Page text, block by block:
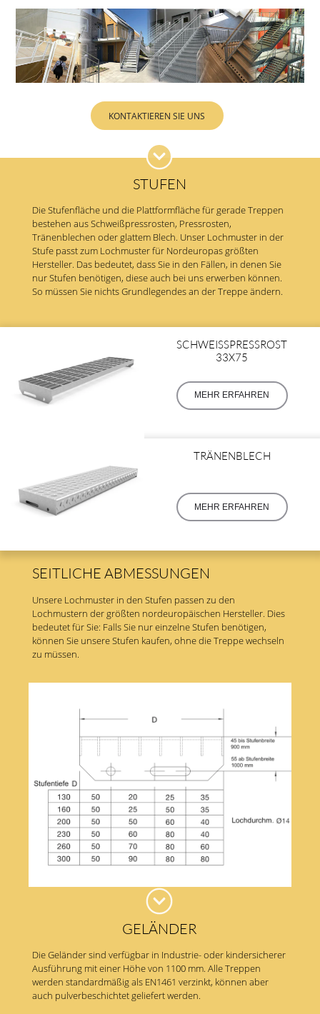
KONTAKTIEREN SIE UNS
STUFEN
Die Stufenfläche und die Plattformfläche für gerade Treppen
bestehen aus Schweißpressrosten, Pressrosten,
Tränenblechen oder glattem Blech. Unser Lochmuster in der
Stufe passt zum Lochmuster für Nordeuropas größten
Hersteller. Das bedeutet, dass Sie in den Fällen, in denen Sie
nur Stufen benötigen, diese auch bei uns erwerben können.
So müssen Sie nichts Grundlegendes an der Treppe ändern.
SCHWEISSPRESSROST 3
3X75
MEHR ERFAHREN
TRÄNENBLECH
MEHR ERFAHREN
SEITLICHE ABMESSUNGEN
Unsere Lochmuster in den Stufen passen zu den
Lochmustern der größten nordeuropäischen Hersteller. Dies
bedeutet für Sie: Falls Sie nur einzelne Stufen benötigen,
können Sie unsere Stufen kaufen, ohne die Treppe wechseln
zu müssen.
GELÄNDER
Die Geländer sind verfügbar in Industrie- oder kindersicherer
Ausführung mit einer Höhe von 1100 mm. Alle Treppen
werden standardmäßig als EN1461 verzinkt, können aber
auch pulverbeschichtet geliefert werden.